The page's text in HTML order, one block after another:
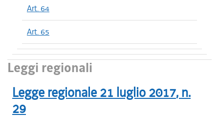
Art. 64
Art. 65
Leggi regionali
Legge regionale 21 luglio 2017, n.
29